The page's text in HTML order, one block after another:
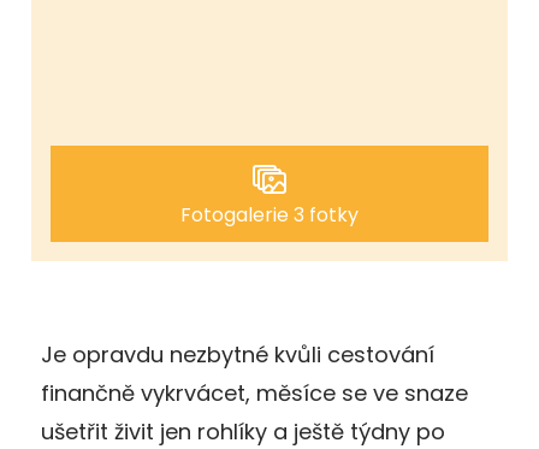
Fotogalerie 3 fotky
Je opravdu nezbytné kvůli cestování
finančně vykrvácet, měsíce se ve snaze
ušetřit živit jen rohlíky a ještě týdny po